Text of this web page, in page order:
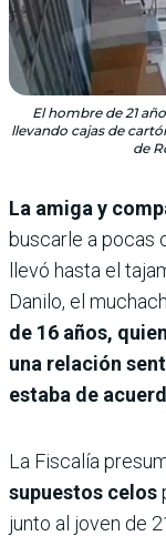
El hombre de 21
llevando cajas de
de
La amiga y
buscarle a pocas
llevó hasta el
Danilo, el
de 16 años,
una relación
estaba de
La Fiscalía
supuestos celos
junto al joven de